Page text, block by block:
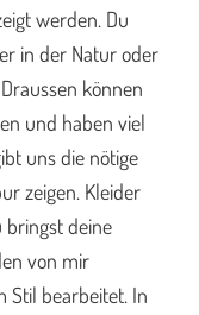
werden. Du
in der Natur oder
können
und haben viel
uns die nötige
zeigen. Kleider
bringst deine
von mir
Stil bearbeitet. In